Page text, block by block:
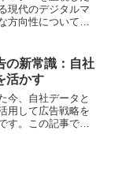
現代のデジタルマ
方向性について解
します。
の新常識：自社
活かす
今、自社データと
用して広告戦略を
す。この記事で